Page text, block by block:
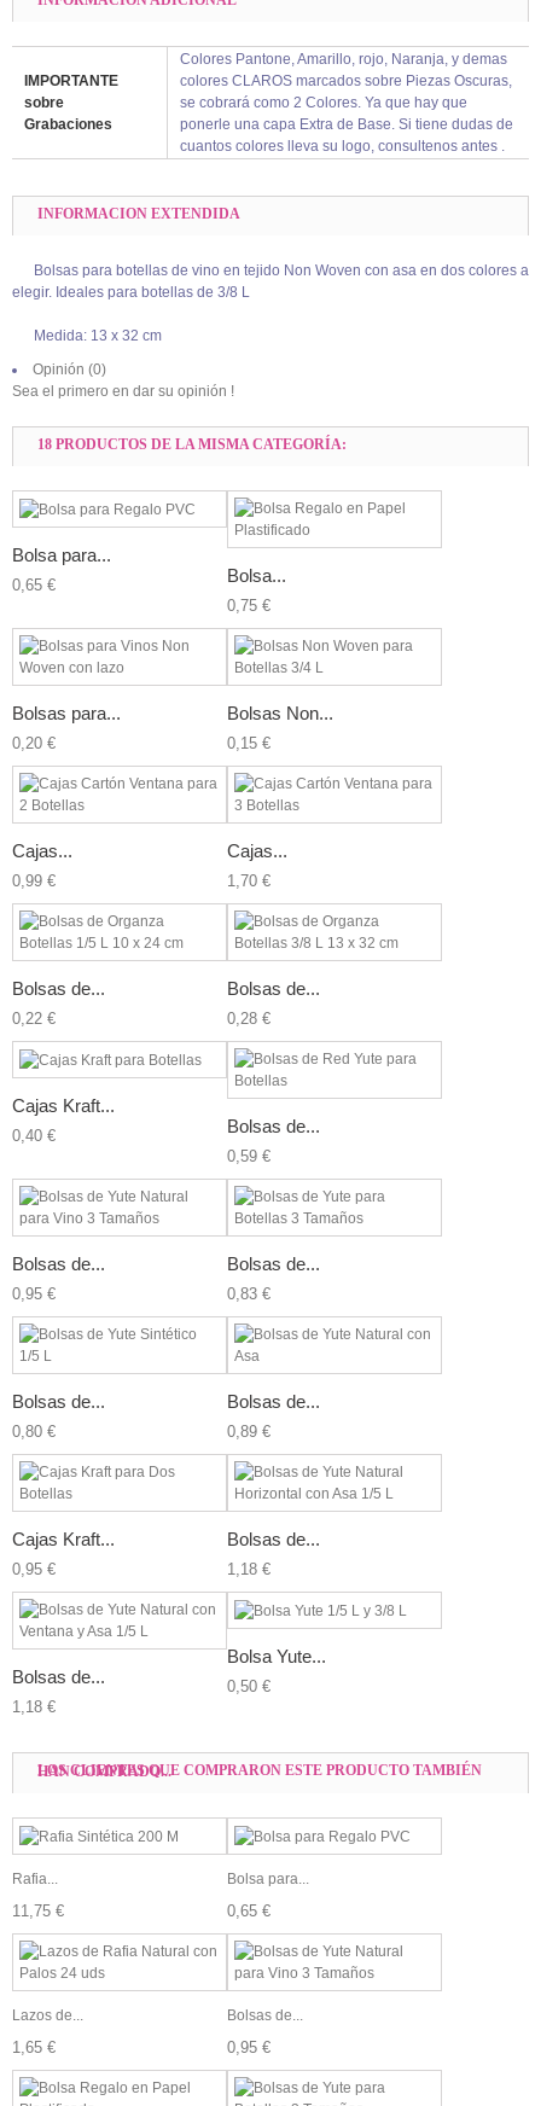
IMPORTANTE
sobre
Grabaciones
Colores Pantone, Amarillo, rojo, Naranja, y demas
colores CLAROS marcados sobre Piezas Oscuras,
se cobrará como 2 Colores. Ya que hay que
ponerle una capa Extra de Base. Si tiene dudas de
cuantos colores lleva su logo, consultenos antes .
INFORMACION EXTENDIDA
Bolsas para botellas de vino en tejido Non Woven con asa en dos colores a
elegir. Ideales para botellas de 3/8 L
Medida: 13 x 32 cm
Opinión (0)
Sea el primero en dar su opinión !
18 PRODUCTOS DE LA MISMA CATEGORÍA:
Bolsa para...
0,65 € Bolsa...
0,75 €
Bolsas para...
0,20 €
Bolsas Non...
0,15 €
Cajas...
0,99 €
Cajas...
1,70 €
Bolsas de...
0,22 €
Bolsas de...
0,28 €
Cajas Kraft...
0,40 € Bolsas de...
0,59 €
Bolsas de...
0,95 €
Bolsas de...
0,83 €
Bolsas de...
0,80 €
Bolsas de...
0,89 €
Cajas Kraft...
0,95 €
Bolsas de...
1,18 €
Bolsas de...
1,18 €
Bolsa Yute...
0,50 €
LOS CLIENTES QUE COMPRARON ESTE PRODUCTO TAMBIÉN HAN COMPRADO...
Rafia...
11,75 €
Bolsa para...
0,65 €
Lazos de...
1,65 €
Bolsas de...
0,95 €